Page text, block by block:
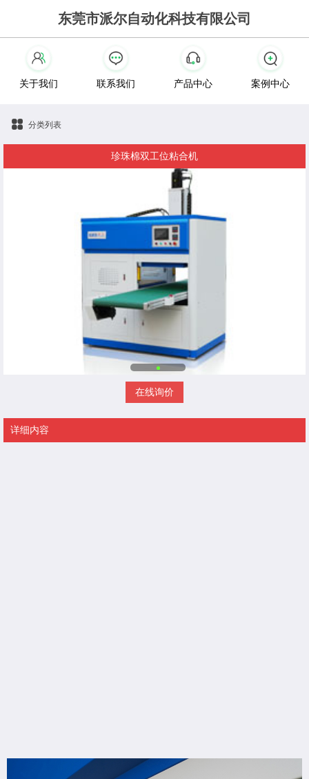
东莞市派尔自动化科技有限公司
关于我们 联系我们 产品中心 案例中心
分类列表
珍珠棉双工位粘合机
在线询价
详细内容